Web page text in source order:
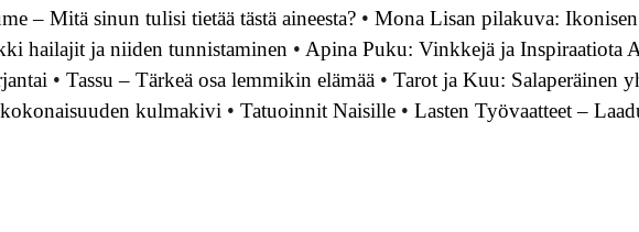
– Mitä sinun tulisi tietää tästä aineesta? • Mona Lisan pilakuva:
hailajit ja niiden tunnistaminen • Apina Puku: Vinkkejä ja Inspiraatiota
• Tassu – Tärkeä osa lemmikin elämää • Tarot ja Kuu: Salaperäinen
kulmakivi • Tatuoinnit Naisille • Lasten Työvaatteet –